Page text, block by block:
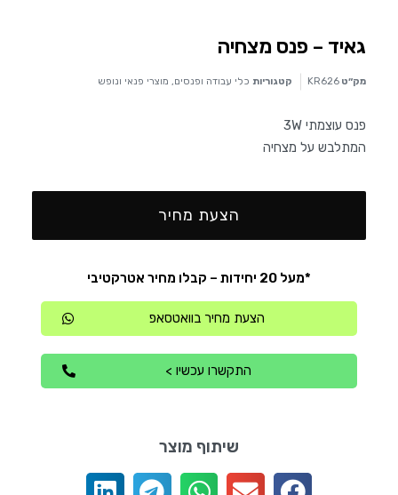
גאיד – פנס מצחיה
מק״ט KR626 קטגוריות כלי עבודה ופנסים, מוצרי פנאי ונופש
פנס עוצמתי 3W
המתלבש על מצחיה
הצעת מחיר
*מעל 20 יחידות – קבלו מחיר אטרקטיבי
הצעת מחיר בוואטסאפ
התקשרו עכשיו >
שיתוף מוצר